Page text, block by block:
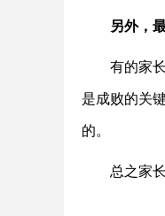
另外，
有的家长
是成败的关
的。
总之家长